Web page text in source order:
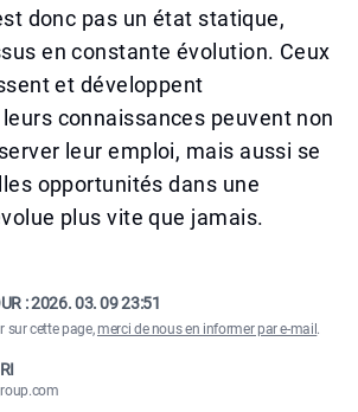
donc pas un état statique,
en constante évolution. Ceux
et développent
connaissances peuvent non
leur emploi, mais aussi se
opportunités dans une
plus vite que jamais.
:2026. 03. 09 23:51
sur cette page,merci de nous en informer par e-mail .